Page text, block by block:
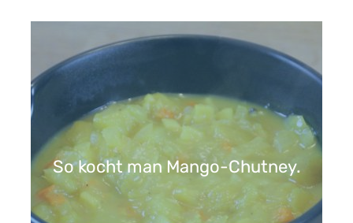
So kocht man Mango-Chutney.